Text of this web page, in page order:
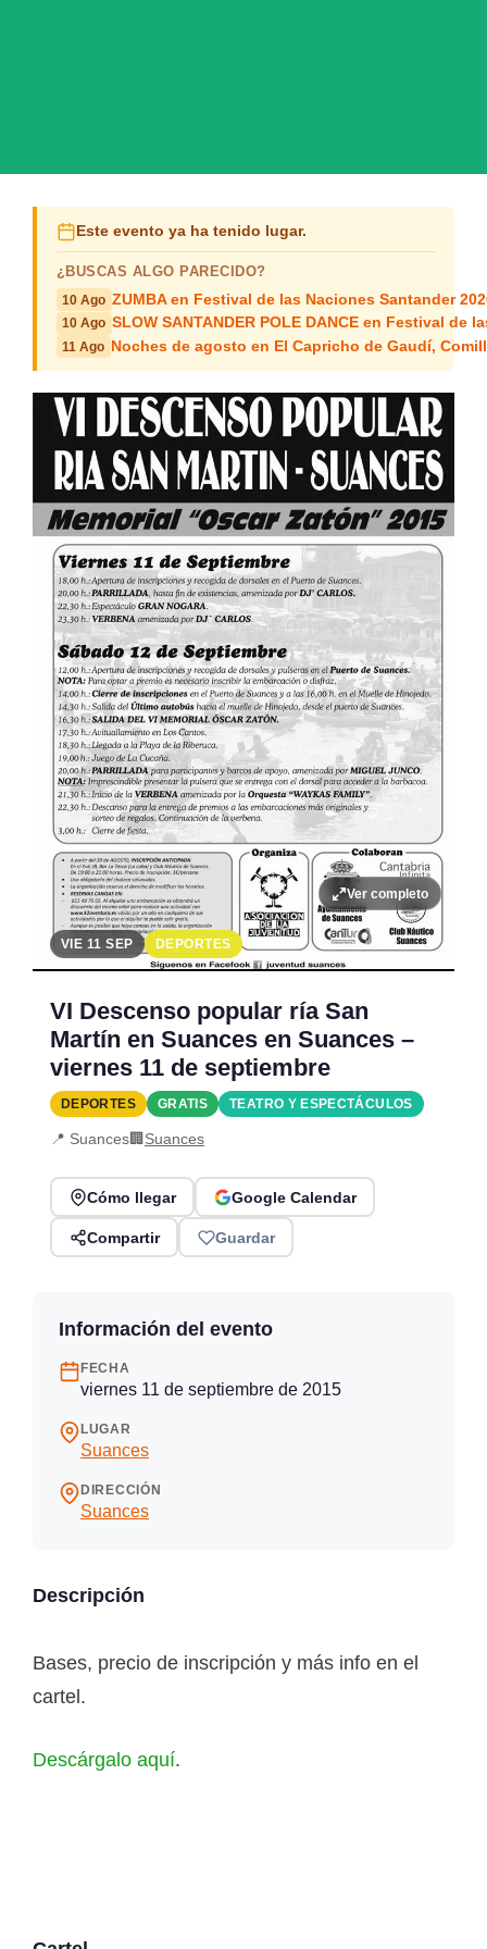
Este evento ya ha tenido lugar.
¿BUSCAS ALGO PARECIDO?
10 Ago ZUMBA en Festival de las Naciones Santander
10 Ago SLOW SANTANDER POLE DANCE en Festival de
11 Ago Noches de agosto en El Capricho de Gaudí,
Ver completo
VIE 11 SEP DEPORTES
VI Descenso popular ría San
Martín en Suances en Suances –
viernes 11 de septiembre
DEPORTES GRATIS TEATRO Y ESPECTÁCULOS
📍 Suances🏢 Suances
Cómo llegar Google Calendar
Compartir Guardar
Información del evento
FECHA
viernes 11 de septiembre de 2015
LUGAR
Suances
DIRECCIÓN
Suances
Descripción
Bases, precio de inscripción y más info en el
cartel.
Descárgalo aquí.